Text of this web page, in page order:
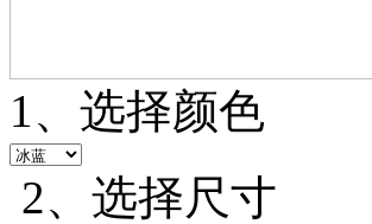
1、选择颜色
2、选择尺寸